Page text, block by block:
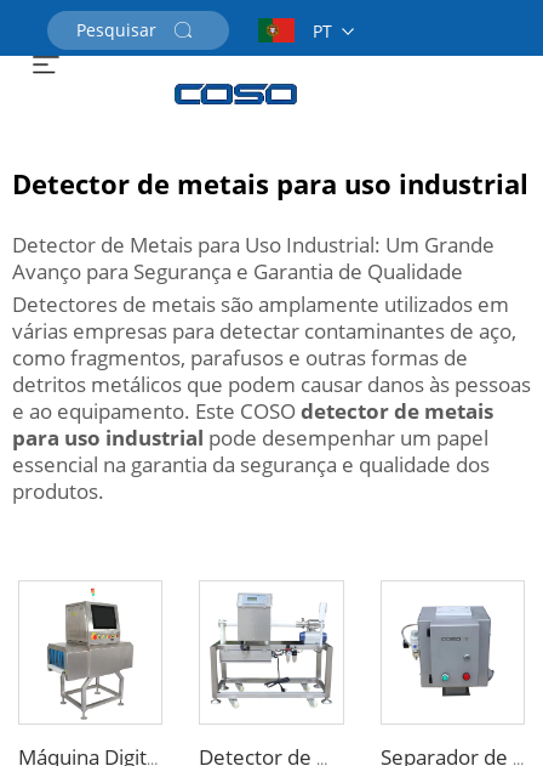
PT
Detector de metais para uso industrial
Detector de Metais para Uso Industrial: Um Grande
Avanço para Segurança e Garantia de Qualidade
Detectores de metais são amplamente utilizados em
várias empresas para detectar contaminantes de aço,
como fragmentos, parafusos e outras formas de
detritos metálicos que podem causar danos às pessoas
e ao equipamento. Este COSOdetector de metais
para uso industrial pode desempenhar um papel
essencial na garantia da segurança e qualidade dos
produtos.
Máquina Digital de Raios-X para Inspeção de Embalagens de Alimentos, Sacos, Garrafas e Potes Detector de Metal para Tubulação Personalizado para Alimentos Líquidos em Pasta ou Molho Separador de Metais de Garganta para Máquina de Injeção de Moldagem Plástica